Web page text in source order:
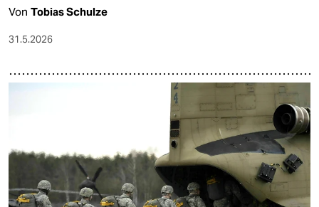
Von Tobias Schulze
31.5.2026